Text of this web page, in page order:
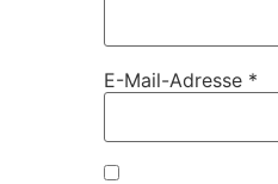
E-Mail-Adresse *